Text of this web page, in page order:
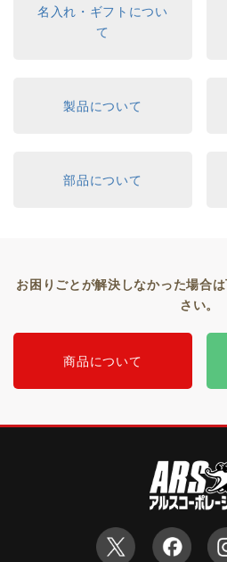
名入れ・ギフトについ
て
製品について
部品について
お困りごとが解決しなかった場合
さい。
商品について